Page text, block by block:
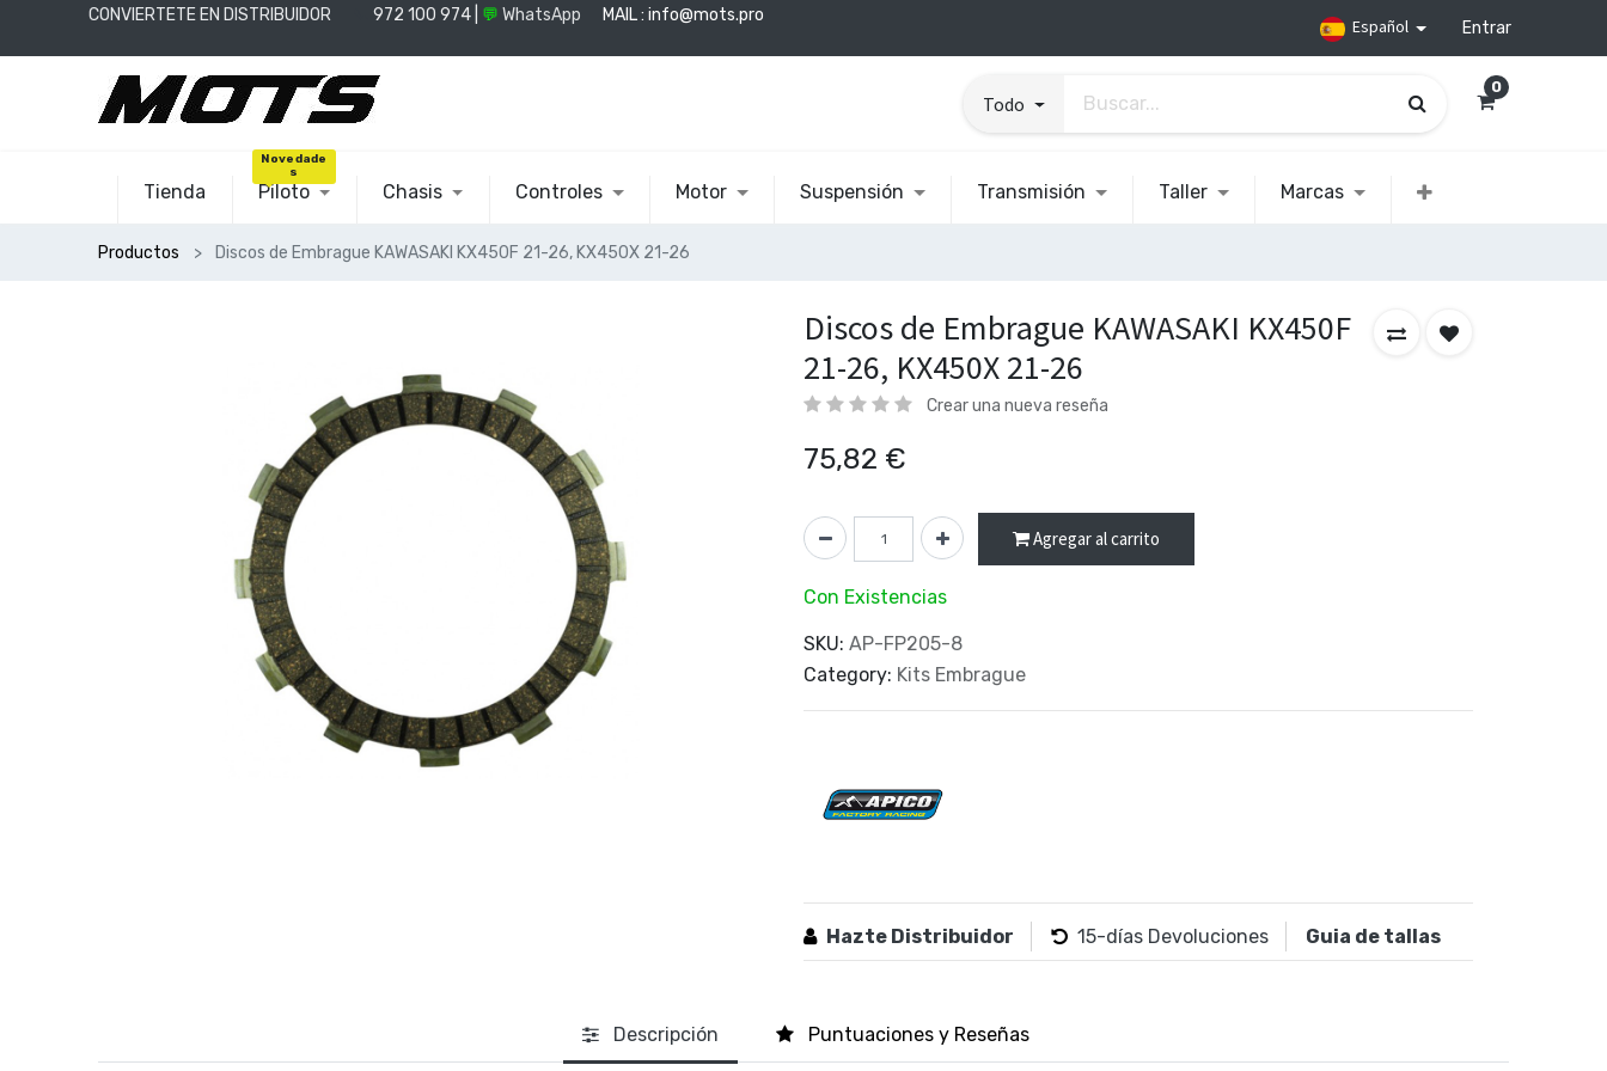
CONVIERTETE EN DISTRIBUIDOR 972 100 974 | 💬 WhatsApp MAIL :info@mots.pro
Español Entrar
Todo
0
Tienda Piloto
Novedade
s
Chasis Controles Motor Suspensión Transmisión Taller Marcas
Productos Discos de Embrague KAWASAKI KX450F 21-26, KX450X 21-26
Discos de Embrague KAWASAKI KX450F
21-26, KX450X 21-26
Crear una nueva reseña
75,82 €
Agregar al carrito
Con Existencias
SKU: AP-FP205-8
Category: Kits Embrague
Hazte Distribuidor 15-días Devoluciones Guia de tallas
Descripción Puntuaciones y Reseñas